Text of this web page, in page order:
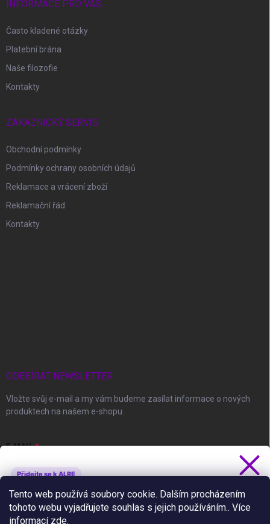
Tento web používá soubory cookie. Dalším procházením
tohoto webu vyjadřujete souhlas s jejich používáním.. Více
informací zde.
INFORMACE PRO VÁS
Často kladené otázky
Platební brána
Naše filozofie
Kontakty
ZÁKAZNICKÝ SERVIS
Obchodní podmínky
Podmínky ochrany osobních údajů
Reklamace a vrácení zboží
Reklamační řád
Kontakty
ODEBÍRAT NEWSLETTER
Vložte svůj e-mail a my vám budeme zasílat informace o nových
produktech na našem e-shopu.
E-MAIL
Vložením e-mailu souhlasíte spodmínkami ochrany osobních údajů
Přidejte se k ALRE
Získejte 5 % slevu
Novinky, slevy a tipy jako první.